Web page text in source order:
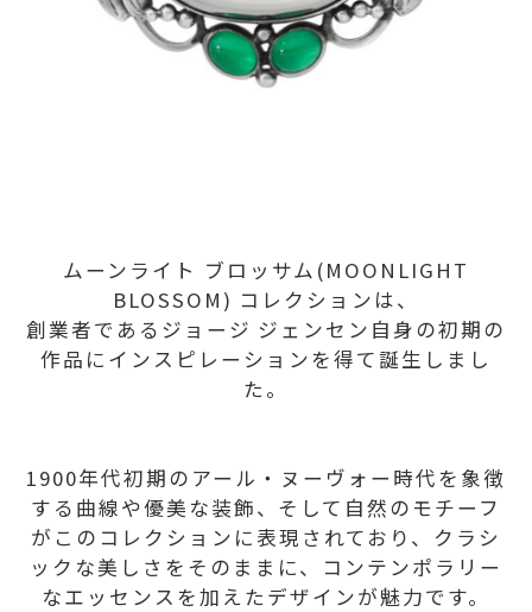
ムーンライト ブロッサム(MOONLIGHT
BLOSSOM) コレクションは、
創業者であるジョージ ジェンセン自身の初期の
作品にインスピレーションを得て誕生しまし
た。
1900年代初期のアール・ヌーヴォー時代を象徴
する曲線や優美な装飾、そして自然のモチーフ
がこのコレクションに表現されており、クラシ
ックな美しさをそのままに、コンテンポラリー
なエッセンスを加えたデザインが魅力です。